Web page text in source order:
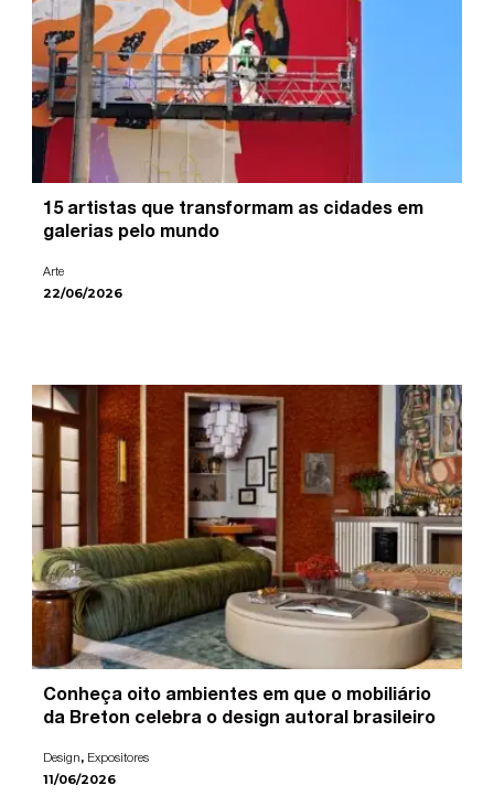
15 artistas que transformam as cidades em
galerias pelo mundo
Arte
22/06/2026
Conheça oito ambientes em que o mobiliário
da Breton celebra o design autoral brasileiro
Design, Expositores
11/06/2026